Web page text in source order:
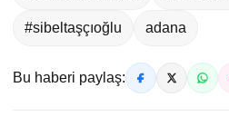
#sibeltaşçıoğlu adana
Bu haberi paylaş: